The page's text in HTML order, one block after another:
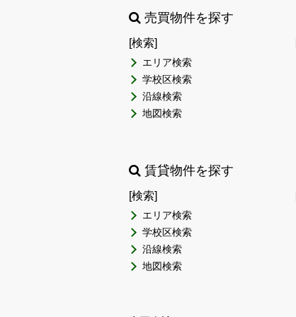
売買物件を探す
[検索]
エリア検索
学校区検索
沿線検索
地図検索
賃貸物件を探す
[検索]
エリア検索
学校区検索
沿線検索
地図検索